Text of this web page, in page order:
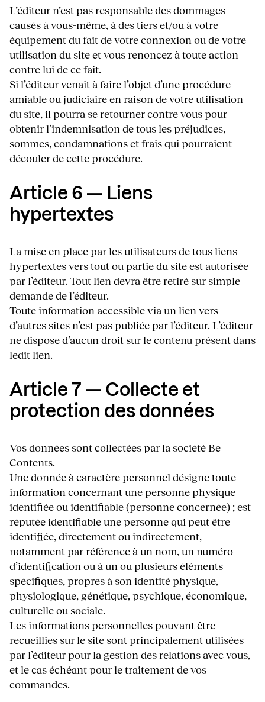
L’éditeur n’est pas responsable des dommages
causés à vous-même, à des tiers et/ou à votre
équipement du fait de votre connexion ou de votre
utilisation du site et vous renoncez à toute action
contre lui de ce fait.
Si l’éditeur venait à faire l’objet d’une procédure
amiable ou judiciaire en raison de votre utilisation
du site, il pourra se retourner contre vous pour
obtenir l’indemnisation de tous les préjudices,
sommes, condamnations et frais qui pourraient
découler de cette procédure.
Article 6 — Liens
hypertextes
La mise en place par les utilisateurs de tous liens
hypertextes vers tout ou partie du site est autorisée
par l’éditeur. Tout lien devra être retiré sur simple
demande de l’éditeur.
Toute information accessible via un lien vers
d’autres sites n’est pas publiée par l’éditeur. L’éditeur
ne dispose d’aucun droit sur le contenu présent dans
ledit lien.
Article 7 — Collecte et
protection des données
Vos données sont collectées par la société Be
Contents.
Une donnée à caractère personnel désigne toute
information concernant une personne physique
identifiée ou identifiable (personne concernée) ; est
réputée identifiable une personne qui peut être
identifiée, directement ou indirectement,
notamment par référence à un nom, un numéro
d’identification ou à un ou plusieurs éléments
spécifiques, propres à son identité physique,
physiologique, génétique, psychique, économique,
culturelle ou sociale.
Les informations personnelles pouvant être
recueillies sur le site sont principalement utilisées
par l’éditeur pour la gestion des relations avec vous,
et le cas échéant pour le traitement de vos
commandes.